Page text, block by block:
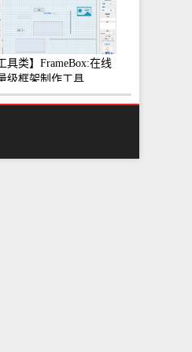
具类】FrameBox:在线
级框架制作工具